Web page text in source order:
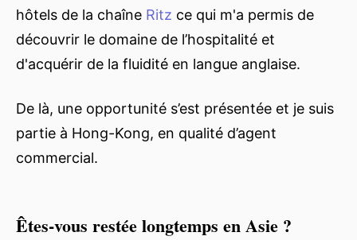
hôtels de la chaîne Ritz ce qui m'a permis de
découvrir le domaine de l’hospitalité et
d'acquérir de la fluidité en langue anglaise.
De là, une opportunité s’est présentée et je suis
partie à Hong-Kong, en qualité d’agent
commercial.
Êtes-vous restée longtemps en Asie ?